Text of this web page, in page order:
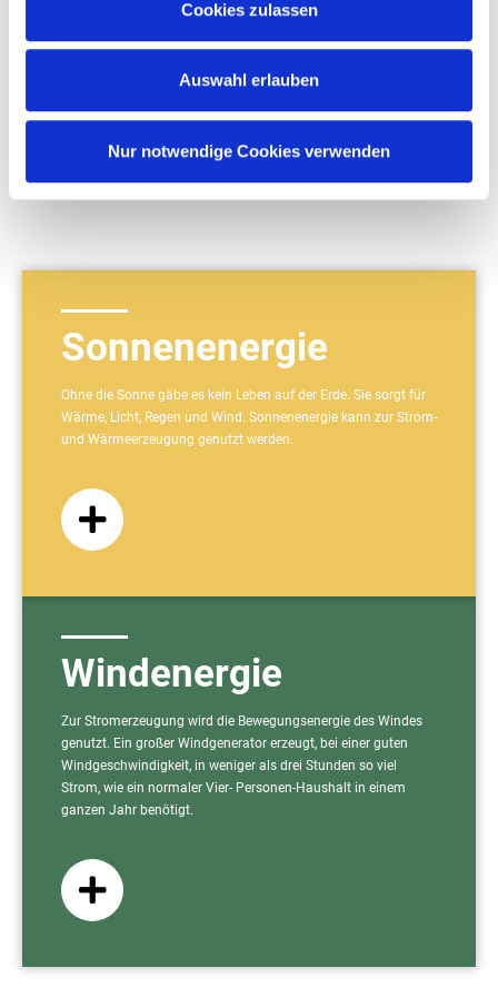
Cookies zulassen
Auswahl erlauben
Nur notwendige Cookies verwenden
Invest AG.
Windenergie
Zur Stromerzeugung wird die Bewegungsenergie des Windes
genutzt. Ein großer Windgenerator erzeugt, bei einer guten
Windgeschwindigkeit, in weniger als drei Stunden so viel
Strom, wie ein normaler Vier- Personen-Haushalt in einem
ganzen Jahr benötigt.
Sonnenenergie
Ohne die Sonne gäbe es kein Leben auf der Erde. Sie sorgt für
Wärme, Licht, Regen und Wind. Sonnenenergie kann zur Strom-
und Wärmeerzeugung genutzt werden.